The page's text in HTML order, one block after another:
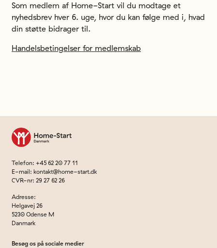
Som medlem af Home-Start vil du modtage et
nyhedsbrev hver 6. uge, hvor du kan følge med i, hvad
din støtte bidrager til.
Handelsbetingelser for medlemskab
Til forsiden
Telefon: +45 62 20 77 11
E-mail: kontakt@home-start.dk
CVR-nr: 29 27 62 26
Adresse:
Helgavej 26
5230 Odense M
Danmark
Besøg os på sociale medier